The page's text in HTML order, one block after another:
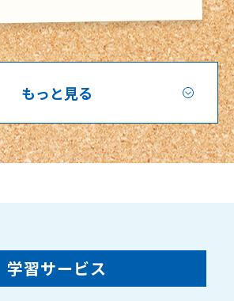
もっと見る
学習サービス